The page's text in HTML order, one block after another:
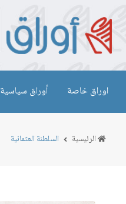
اوراق خاصة أوراق سياسية
الرئيسية السلطنة العثمانية